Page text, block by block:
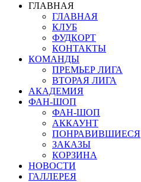
ГЛАВНАЯ
ГЛАВНАЯ
КЛУБ
ФУДКОРТ
КОНТАКТЫ
КОМАНДЫ
ПРЕМЬЕР ЛИГА
ВТОРАЯ ЛИГА
АКАДЕМИЯ
ФАН-ШОП
ФАН-ШОП
АККАУНТ
ПОНРАВИВШИЕСЯ
ЗАКАЗЫ
КОРЗИНА
НОВОСТИ
ГАЛЛЕРЕЯ